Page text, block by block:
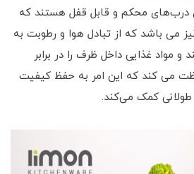
درب‌های محکم و قابل قفل هستند که
می باشد که از تبادل هوا و رطوبت به
مواد غذایی داخل ظرف را در برابر
می کند که این امر به حفظ کیفیت
طولانی کمک می‌کند.